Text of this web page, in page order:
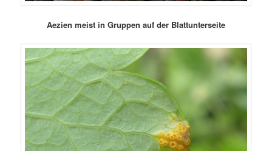
Aezien meist in Gruppen auf der Blattunterseite